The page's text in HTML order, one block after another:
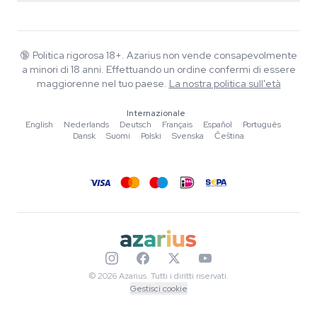
FAQ
Informativa sulla privacy
Wiki
Blog
Musica
Linee guida editoriali
Strumenti e Calcolatori
🔞 Politica rigorosa 18+. Azarius non vende consapevolmente
a minori di 18 anni. Effettuando un ordine confermi di essere
maggiorenne nel tuo paese. La nostra politica sull'età
Internazionale
English
·Nederlands ·Deutsch ·Français ·Español ·Português
·
Dansk
·Suomi ·Polski ·Svenska ·Čeština
© 2026 Azarius. Tutti i diritti riservati.
Gestisci cookie